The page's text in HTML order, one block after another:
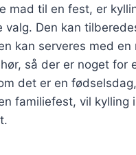
mad til en fest, er
valg. Den kan
kan serveres med
så der er noget for
det er en
familiefest, vil kylling